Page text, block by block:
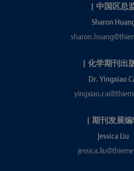
| 中国区总
Sharon
| 化学期刊出
Dr. Yingxiao
| 期刊发展
Jessica Liu